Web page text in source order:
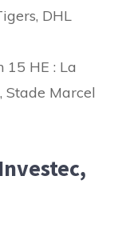
DHL
15 HE : La
Stade Marcel